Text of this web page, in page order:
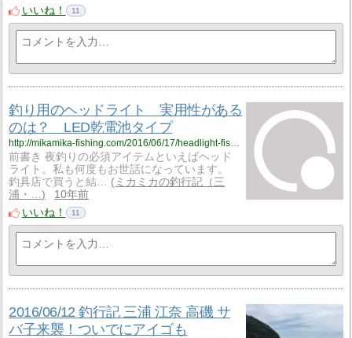
いいね！
11
釣り用のヘッドライト 実用性がある
のは？ LED乾電池タイプ
前書き 夜釣りの必須アイテムといえばヘッド
ライト。私も何度もお世話になっています。
釣具店で買うと結…
ミカミカの釣行記（三
浦・…
10年前
いいね！
11
2016/06/12 釣行記 三浦 江奈 高磯 サ
バ子来襲！ついでにアイゴも